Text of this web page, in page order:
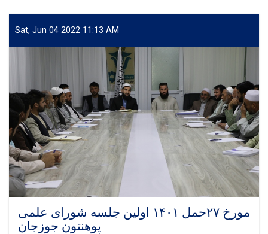
روز
جهانی
در
پوهنتون
جوزجان
برگزار
گردید
Sat, Jun 04 2022 11:13 AM
مورخ ۲۷حمل ۱۴۰۱ اولین جلسه شورای علمی
پوهنتون جوزجان